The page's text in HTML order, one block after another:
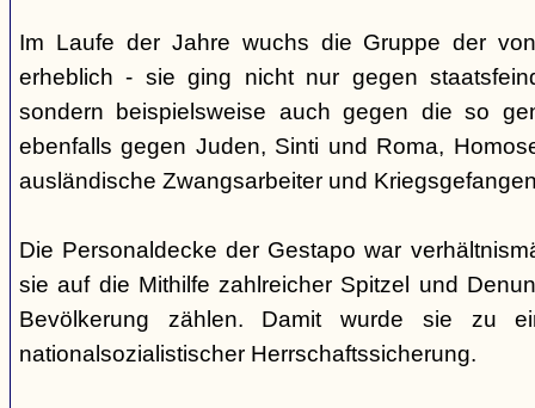
Im Laufe der Jahre wuchs die Gruppe der
erheblich - sie ging nicht nur gegen
sondern beispielsweise auch gegen die so
ebenfalls gegen Juden, Sinti und Roma,
ausländische Zwangsarbeiter und
Die Personaldecke der Gestapo war
sie auf die Mithilfe zahlreicher Spitzel und
Bevölkerung zählen. Damit wurde sie zu
nationalsozialistischer Herrschaftssicherung.